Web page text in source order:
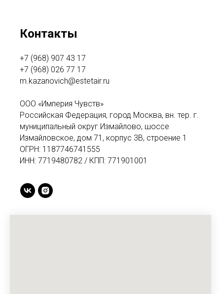
Контакты
+7 (968) 907 43 17
+7 (968) 026 77 17
m.kazanovich@estetair.ru
ООО «Империя Чувств»
Российская Федерация, город Москва, вн. тер. г.
муниципальный округ Измайлово, шоссе
Измайловское, дом 71, корпус 3В, строение 1
ОГРН: 1187746741555
ИНН: 7719480782 / КПП: 771901001